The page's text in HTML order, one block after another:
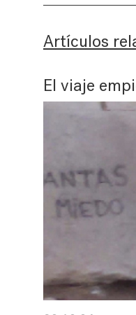
Artículos
El viaje